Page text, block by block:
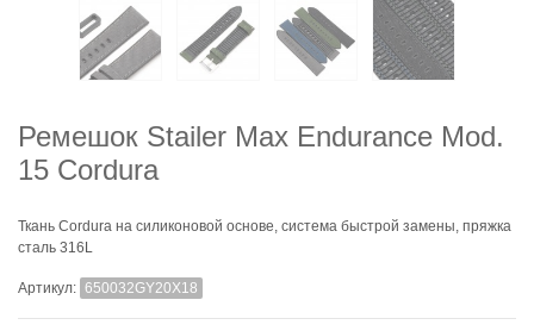
Ремешок Stailer Max Endurance Mod.
15 Cordura
Ткань Cordura на силиконовой основе, система быстрой замены, пряжка
сталь 316L
Артикул: 650032GY20X18